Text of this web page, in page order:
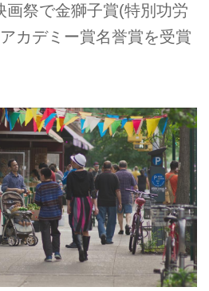
画祭で金獅子賞(特別功労
カデミー賞名誉賞を受賞